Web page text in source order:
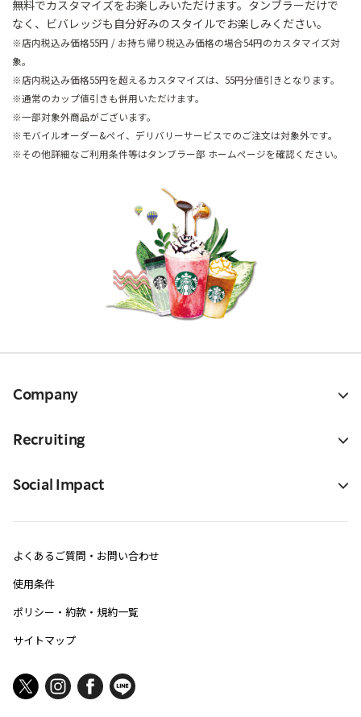
無料でカスタマイズをお楽しみいただけます。タンブラーだけで
なく、ビバレッジも自分好みのスタイルでお楽しみください。
※店内税込み価格55円 / お持ち帰り税込み価格の場合54円のカスタマイズ対
象。
※店内税込み価格55円を超えるカスタマイズは、55円分値引きとなります。
※通常のカップ値引きも併用いただけます。
※一部対象外商品がございます。
※モバイルオーダー&ぺイ、デリバリーサービスでのご注文は対象外です。
※その他詳細なご利用条件等はタンブラー部 ホームページを確認ください。
Company
Recruiting
Social Impact
よくあるご質問・お問い合わせ
使用条件
ポリシー・約款・規約一覧
サイトマップ